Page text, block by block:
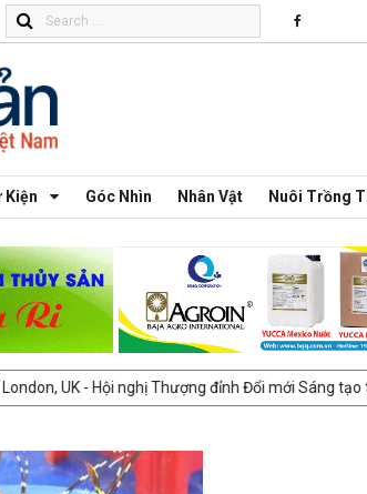
Kiện Góc Nhìn Nhân Vật Nuôi Trồng
- Hội nghị Thượng đỉnh Đổi mới Sáng tạo trong